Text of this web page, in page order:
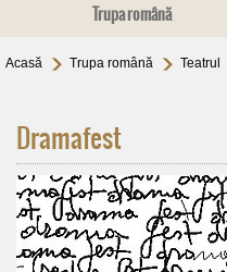
Trupa română
Acasă Trupa română Teatrul
Dramafest